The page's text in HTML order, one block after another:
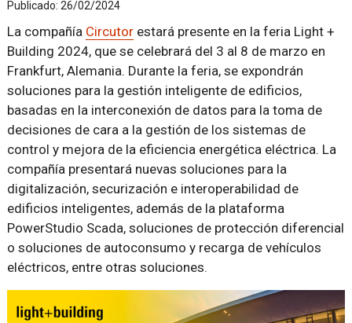
Publicado: 26/02/2024
La compañía Circutorestará presente en la feria Light +
Building 2024, que se celebrará del 3 al 8 de marzo en
Frankfurt, Alemania. Durante la feria, se expondrán
soluciones para la gestión inteligente de edificios,
basadas en la interconexión de datos para la toma de
decisiones de cara a la gestión de los sistemas de
control y mejora de la eficiencia energética eléctrica. La
compañía presentará nuevas soluciones para la
digitalización, securización e interoperabilidad de
edificios inteligentes, además de la plataforma
PowerStudio Scada, soluciones de protección diferencial
o soluciones de autoconsumo y recarga de vehículos
eléctricos, entre otras soluciones.